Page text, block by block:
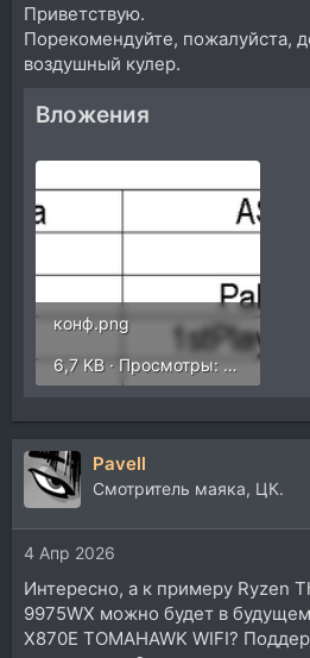
Приветствую.
Порекомендуйте, пожалуйста,
воздушный кулер.
Вложения
конф.png
6,7 KB · Просмотры: 157
Pavell
Смотритель маяка, ЦК.
4 Апр 2026
Интересно, а к примеру Ryzen
9975WX можно будет в будущем
X870E TOMAHAWK WIFI?